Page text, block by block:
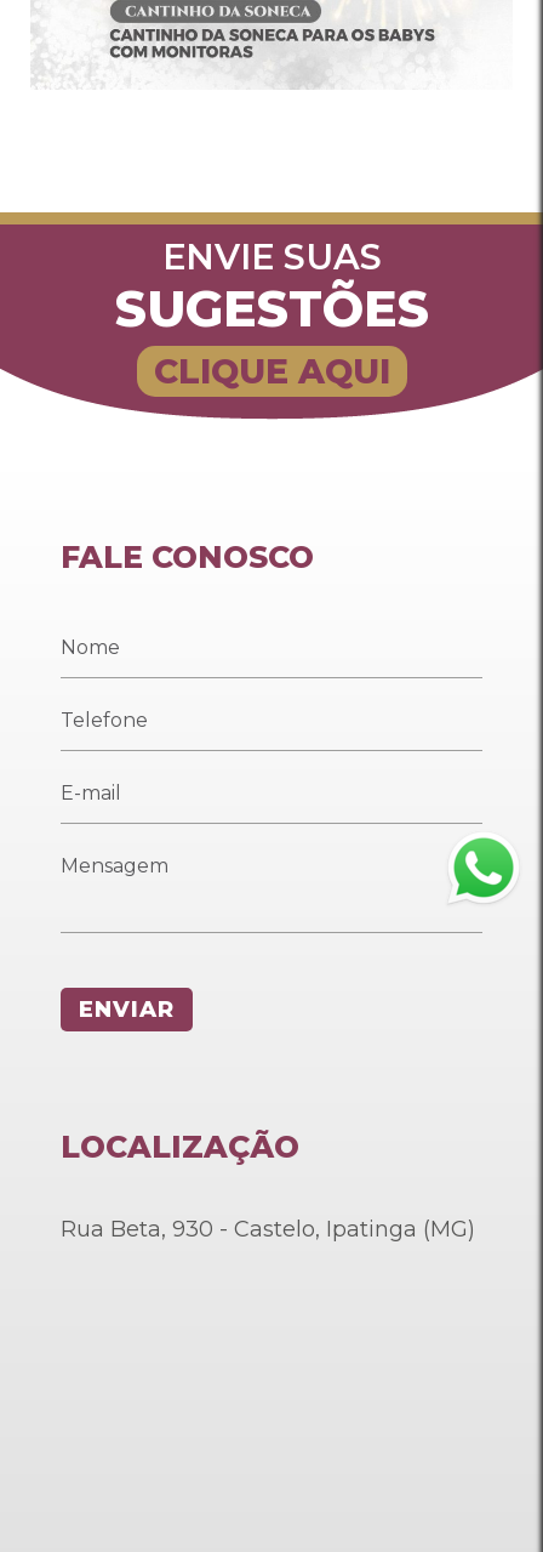
ENVIE SUAS
SUGESTÕES
CLIQUE AQUI
FALE CONOSCO
LOCALIZAÇÃO
Rua Beta, 930 - Castelo, Ipatinga (MG)